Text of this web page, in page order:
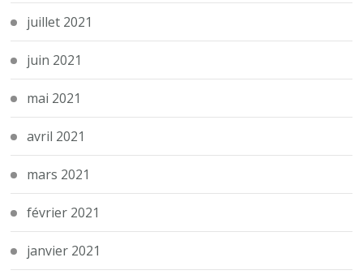
juillet 2021
juin 2021
mai 2021
avril 2021
mars 2021
février 2021
janvier 2021